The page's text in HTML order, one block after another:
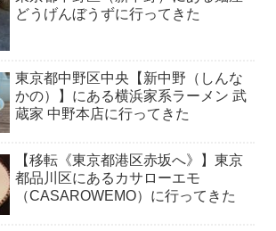
どうげんぼうずに行ってきた
東京都中野区中央【新中野（しんな
かの）】にある横浜家系ラーメン 武
蔵家 中野本店に行ってきた
【移転《東京都港区赤坂へ》】東京
都品川区にあるカサローエモ
（CASAROWEMO）に行ってきた